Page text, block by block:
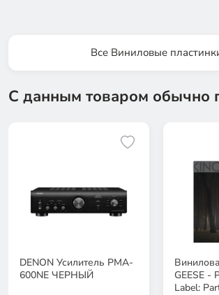
Все Виниловые
С данным товаром обычно
DENON Усилитель PMA-
600NE ЧЕРНЫЙ
GEESE -
Label: